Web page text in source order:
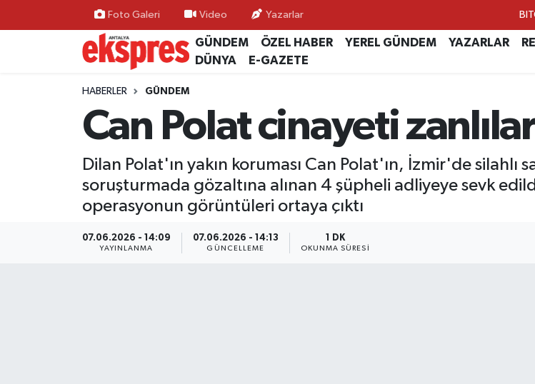
Foto Galeri Video Yazarlar
GÜNDEM ÖZEL HABER YEREL GÜNDEM YAZARLAR
DÜNYA
E-GAZETE
HABERLER GÜNDEM
Can Polat cinayeti
Dilan Polat'ın yakın koruması Can Polat'ın, İzmir'de
soruşturmada gözaltına alınan 4 şüpheli adliyeye sevk
operasyonun görüntüleri ortaya çıktı
07.06.2026 - 14:09
YAYINLANMA
07.06.2026 - 14:13
GÜNCELLEME
1 DK
OKUNMA SÜRESI
ÖZEL HABER
GÜNDEM
YEREL GÜNDEM
EKONOMİ
Nöbetçi Eczaneler
Hava Durumu
Trafik Durumu
Süper Lig Puan Durumu ve Fikstür
Son Dakika Haberleri